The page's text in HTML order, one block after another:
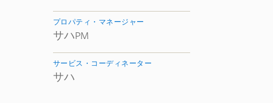
プロパティ・マネージャー
サハPM
サービス・コーディネーター
サハ